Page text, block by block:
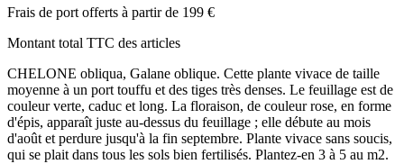
Frais de port offerts à partir de 199 €
Montant total TTC des articles
CHELONE obliqua, Galane oblique. Cette plante vivace de taille
moyenne à un port touffu et des tiges très denses. Le feuillage est de
couleur verte, caduc et long. La floraison, de couleur rose, en forme
d'épis, apparaît juste au-dessus du feuillage ; elle débute au mois
d'août et perdure jusqu'à la fin septembre. Plante vivace sans soucis,
qui se plait dans tous les sols bien fertilisés. Plantez-en 3 à 5 au m2.